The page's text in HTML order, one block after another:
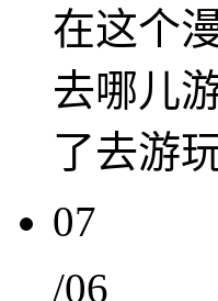
在这个
去哪儿
了去游
07
/06